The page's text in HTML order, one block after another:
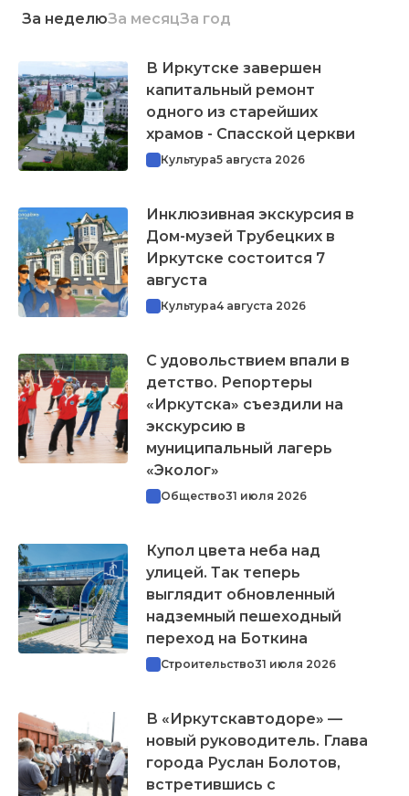
За неделюЗа месяцЗа год
В Иркутске завершен
капитальный ремонт
одного из старейших
храмов - Спасской церкви
Культура5 августа 2026
Инклюзивная экскурсия в
Дом-музей Трубецких в
Иркутске состоится 7
августа
Культура4 августа 2026
С удовольствием впали в
детство. Репортеры
«Иркутска» съездили на
экскурсию в
муниципальный лагерь
«Эколог»
Общество31 июля 2026
Купол цвета неба над
улицей. Так теперь
выглядит обновленный
надземный пешеходный
переход на Боткина
Строительство31 июля 2026
В «Иркутскавтодоре» —
новый руководитель. Глава
города Руслан Болотов,
встретившись с